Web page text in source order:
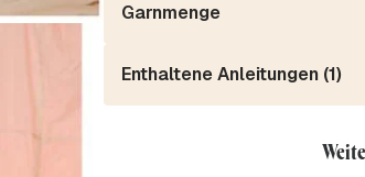
Garnmenge
Enthaltene Anleitungen (1)